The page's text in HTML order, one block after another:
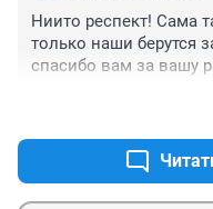
Ниито респект! Сама
только наши берутся
спасибо вам за вашу